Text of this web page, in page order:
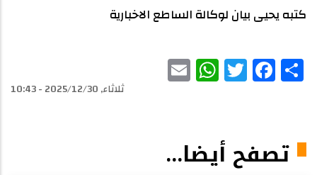
كتبه يحيى بيان لوكالة الساطع الاخبارية
Share
Facebook
Twitter
WhatsAppثلاثاء, 2025/12/30 - 10:43
تصفح أيضا...